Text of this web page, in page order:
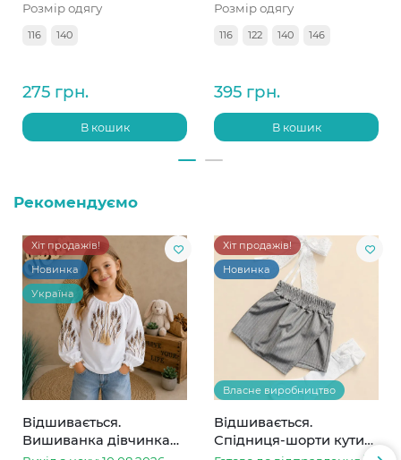
Розмір одягу
116 140
275 грн.
В кошик
Розмір одягу
116 122 140 146
395 грн.
В кошик
Рекомендуємо
Хіт продажів!
Новинка
Україна
Відшивається.
Вишиванка дівчинка
Хіт продажів!
Новинка
Власне виробництво
Відшивається.
Спідниця-шорти кутик